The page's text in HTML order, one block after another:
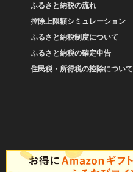
ふるさと納税の流れ
控除上限額シミュレーション
ふるさと納税制度について
ふるさと納税の確定申告
住民税・所得税の控除について